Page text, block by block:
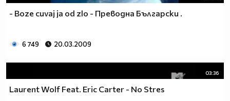
- Boze cuvaj ja od zlo - Преводна Български .
6 749 20.03.2009
03:36
Laurent Wolf Feat. Eric Carter - No Stres